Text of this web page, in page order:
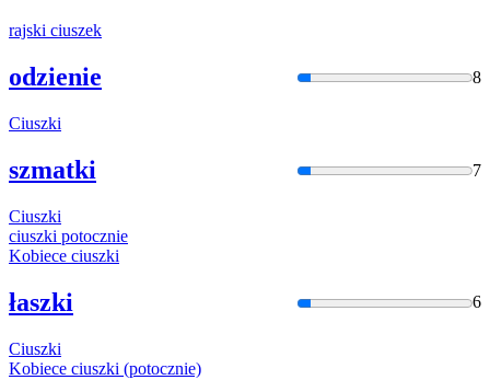
rajski ciuszek
odzienie 8
Ciuszki
szmatki 7
Ciuszki
ciuszki potocznie
Kobiece ciuszki
łaszki 6
Ciuszki
Kobiece ciuszki (potocznie)